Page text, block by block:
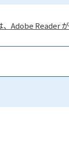
Adobe Reader が